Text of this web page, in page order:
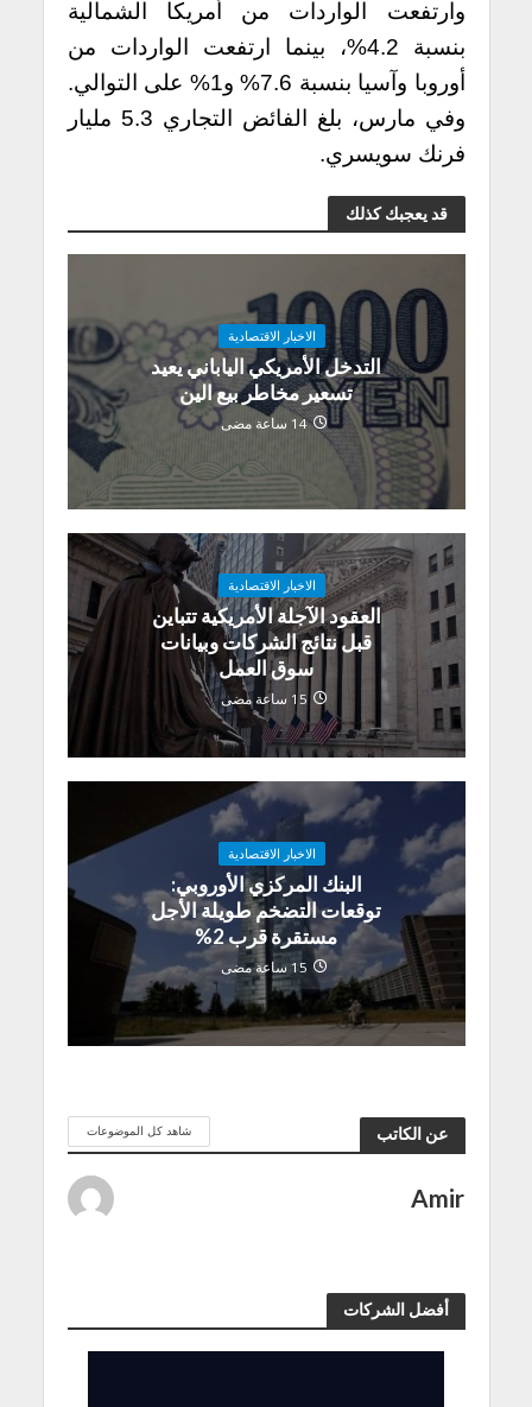
وارتفعت الواردات من أمريكا الشمالية
بنسبة 4.2%، بينما ارتفعت الواردات من
أوروبا وآسيا بنسبة 7.6% و1% على التوالي.
وفي مارس، بلغ الفائض التجاري 5.3 مليار
فرنك سويسري.
قد يعجبك كذلك
الاخبار الاقتصادية
التدخل الأمريكي الياباني يعيد
تسعير مخاطر بيع الين
14 ساعة مضى
الاخبار الاقتصادية
العقود الآجلة الأمريكية تتباين
قبل نتائج الشركات وبيانات
سوق العمل
15 ساعة مضى
الاخبار الاقتصادية
البنك المركزي الأوروبي:
توقعات التضخم طويلة الأجل
مستقرة قرب 2%
15 ساعة مضى
عن الكاتب شاهد كل الموضوعات
Amir
أفضل الشركات